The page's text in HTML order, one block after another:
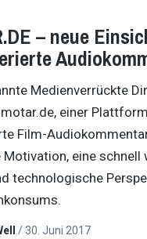
– neue
Medienverrückte
einer
Film-
Motivation, eine schnell
technologische
/30. Juni 2017